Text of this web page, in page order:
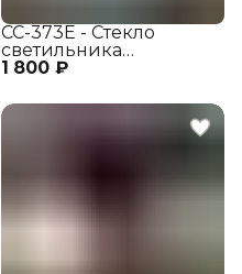
1 800 ₽
СС-373Е - Стекло
светильника
прозрачное